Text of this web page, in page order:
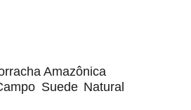
Amazônica
Suede Natural